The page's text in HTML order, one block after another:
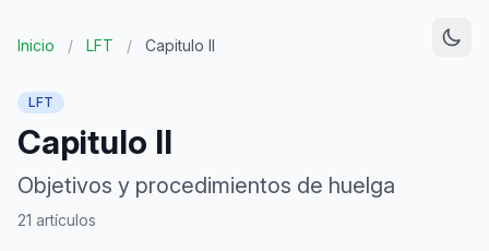
Inicio / LFT / Capitulo II
LFT
Capitulo II
Objetivos y procedimientos de huelga
21 artículos